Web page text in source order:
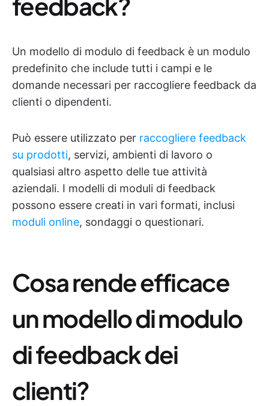
Un modello di modulo di feedback è un modulo
predefinito che include tutti i campi e le
domande necessari per raccogliere feedback da
clienti o dipendenti.
Può essere utilizzato per raccogliere feedback
su prodotti, servizi, ambienti di lavoro o
qualsiasi altro aspetto delle tue attività
aziendali. I modelli di moduli di feedback
possono essere creati in vari formati, inclusi
moduli online, sondaggi o questionari.
Cosa rende efficace
un modello di modulo
di feedback dei
clienti?